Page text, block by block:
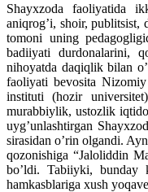
Shayxzoda faoliyatida
aniqrog’i, shoir, publitsist,
tomoni uning
badiiyati durdonalarini,
nihoyatda daqiqlik bilan
faoliyati bevosita
instituti (hozir
murabbiylik, ustozlik
uyg’unlashtirgan
sirasidan o’rin olgandi.
qozonishiga “Jaloliddin
bo’ldi. Tabiiyki, bunday
hamkasblariga xush